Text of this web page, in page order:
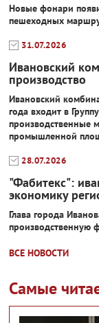
Новые фонари
пешеходных
31.07.2026
Ивановский
производство
Ивановский
года входит в
производственные
промышленной
28.07.2026
"Фабитекс":
экономику
Глава города
производственную
ВСЕ НОВОСТИ
Самые